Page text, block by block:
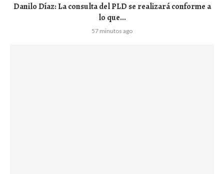
Danilo Díaz: La consulta del PLD se realizará conforme a
lo que...
57 minutos ago